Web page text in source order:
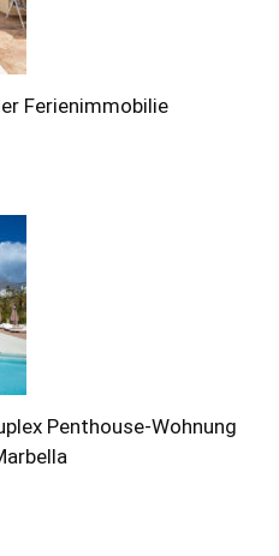
Ferienimmobilie
Penthouse-Wohnung